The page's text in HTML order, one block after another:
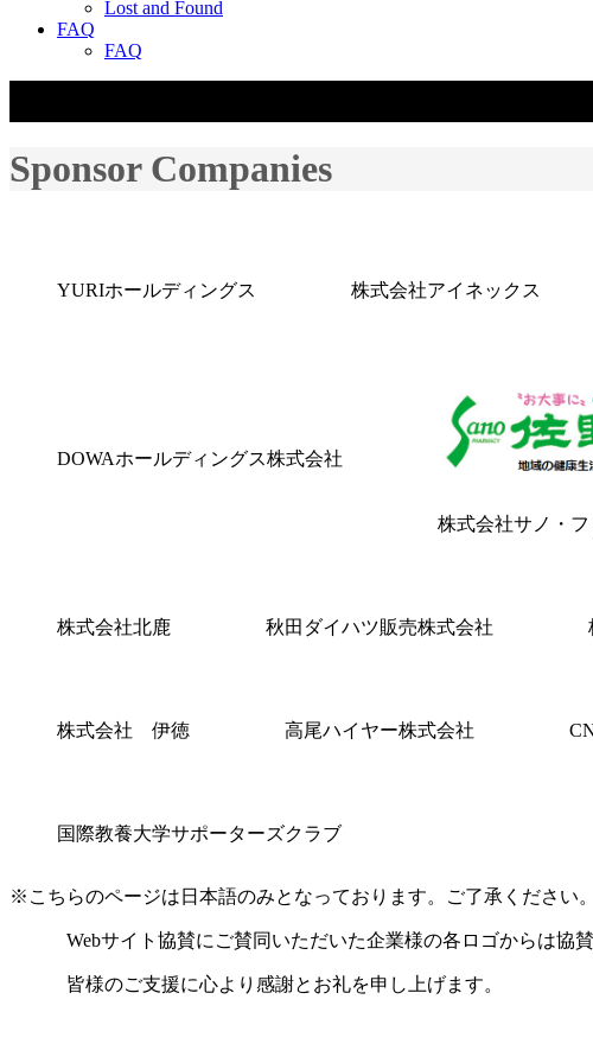
Lost and Found
FAQ
FAQ
Sponsor Companies
YURIホールディングス 株式会社アイネックス
DOWAホールディングス株式会社
株式会社サノ・
株式会社北鹿 秋田ダイハツ販売株式会社
株式会社 伊徳 高尾ハイヤー株式会社
国際教養大学サポーターズクラブ
※こちらのページは日本語のみとなっております。ご了承ください
Webサイト協賛にご賛同いただいた企業様の各ロゴからは協賛
皆様のご支援に心より感謝とお礼を申し上げます。